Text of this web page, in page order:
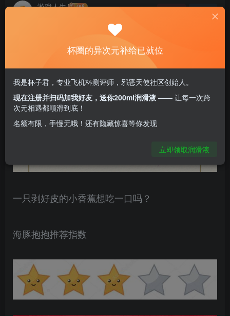
游戏人生
今天我们测评的主角是一根香蕉，对你没看错就是
水果的香蕉🍌测评过太多奇特的情趣玩具，这一款
造型可爱逼真的香蕉可玩性能不能有惊喜呢？
一只剥好皮的小香蕉想吃一口吗？
海豚抱抱推荐指数
杯圈的异次元补给已就位
我是杯子君，专业飞机杯测评师，邪恶天使社区创始人。
现在注册并扫码加我好友，送你200ml润滑液 —— 让每一次跨
次元相遇都顺滑到底！
名额有限，手慢无哦！还有隐藏惊喜等你发现
立即领取润滑液